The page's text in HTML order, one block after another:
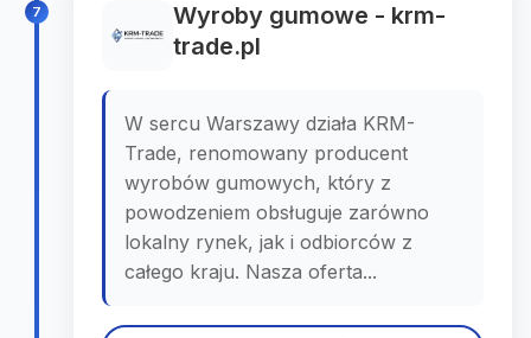
7
Wyroby gumowe - krm-
trade.pl
W sercu Warszawy działa KRM-
Trade, renomowany producent
wyrobów gumowych, który z
powodzeniem obsługuje zarówno
lokalny rynek, jak i odbiorców z
całego kraju. Nasza oferta...